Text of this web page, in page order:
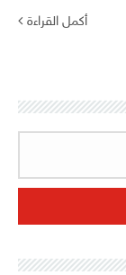
أكمل القراءة